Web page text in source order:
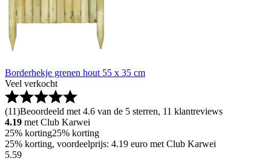
Borderhekje grenen hout 55 x 35 cm
Veel verkocht
(11)Beoordeeld met 4.6 van de 5 sterren, 11 klantreviews
4.19 met Club Karwei
25% korting25% korting
25% korting, voordeelprijs: 4.19 euro met Club Karwei
5.59